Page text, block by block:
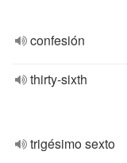
confesión
thirty-sixth
trigésimo sexto